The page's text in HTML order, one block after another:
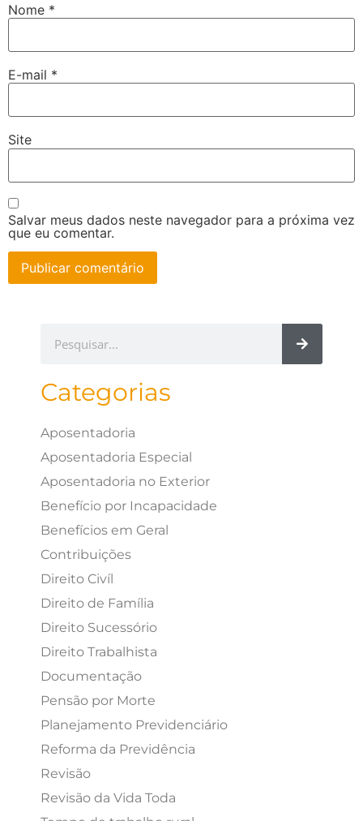
Nome *
E-mail *
Site
Salvar meus dados neste navegador para a próxima vez
que eu comentar.
Categorias
Aposentadoria
Aposentadoria Especial
Aposentadoria no Exterior
Benefício por Incapacidade
Benefícios em Geral
Contribuições
Direito Civíl
Direito de Família
Direito Sucessório
Direito Trabalhista
Documentação
Pensão por Morte
Planejamento Previdenciário
Reforma da Previdência
Revisão
Revisão da Vida Toda